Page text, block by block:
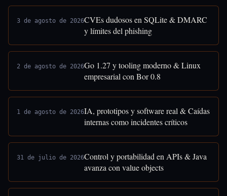
3 de agosto de 2026CVEs dudosos en SQLite & DMARC
y límites del phishing
2 de agosto de 2026Go 1.27 y tooling moderno & Linux
empresarial con Bor 0.8
1 de agosto de 2026IA, prototipos y software real & Caídas
internas como incidentes críticos
31 de julio de 2026Control y portabilidad en APIs & Java
avanza con value objects